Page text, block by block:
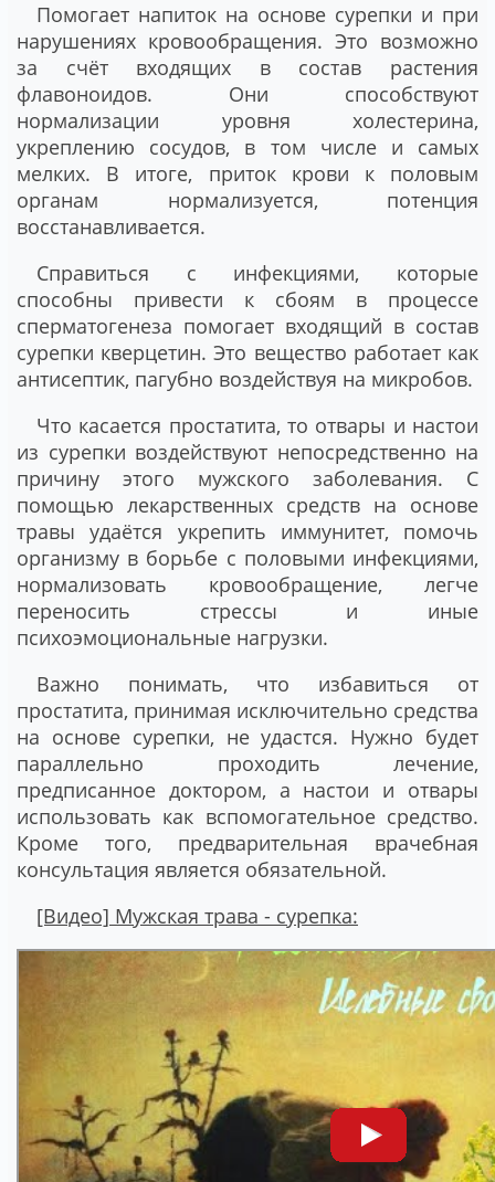
Помогает напиток на основе сурепки и при
нарушениях кровообращения. Это возможно
за счёт входящих в состав растения
флавоноидов. Они способствуют
нормализации уровня холестерина,
укреплению сосудов, в том числе и самых
мелких. В итоге, приток крови к половым
органам нормализуется, потенция
восстанавливается.
Справиться с инфекциями, которые
способны привести к сбоям в процессе
сперматогенеза помогает входящий в состав
сурепки кверцетин. Это вещество работает как
антисептик, пагубно воздействуя на микробов.
Что касается простатита, то отвары и настои
из сурепки воздействуют непосредственно на
причину этого мужского заболевания. С
помощью лекарственных средств на основе
травы удаётся укрепить иммунитет, помочь
организму в борьбе с половыми инфекциями,
нормализовать кровообращение, легче
переносить стрессы и иные
психоэмоциональные нагрузки.
Важно понимать, что избавиться от
простатита, принимая исключительно средства
на основе сурепки, не удастся. Нужно будет
параллельно проходить лечение,
предписанное доктором, а настои и отвары
использовать как вспомогательное средство.
Кроме того, предварительная врачебная
консультация является обязательной.
[Видео] Мужская трава - сурепка: